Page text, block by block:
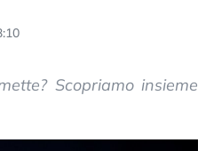
Scopriamo insieme